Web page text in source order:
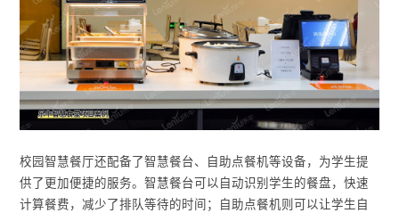
校园智慧餐厅还配备了智慧餐台、自助点餐机等设备，为学生提
供了更加便捷的服务。智慧餐台可以自动识别学生的餐盘，快速
计算餐费，减少了排队等待的时间；自助点餐机则可以让学生自